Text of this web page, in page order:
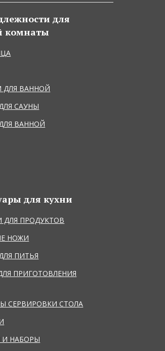
для
комнаты
ДЛЯ ВАННОЙ
САУНЫ
ВАННОЙ
для кухни
ДЛЯ ПРОДУКТОВ
НОЖИ
ПИТЬЯ
ПРИГОТОВЛЕНИЯ
СЕРВИРОВКИ СТОЛА
И НАБОРЫ